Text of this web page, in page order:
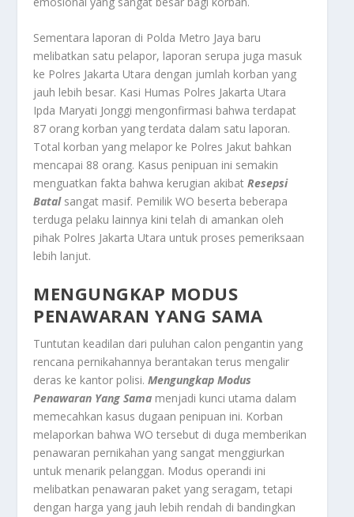
Sementara laporan di Polda Metro Jaya baru
melibatkan satu pelapor, laporan serupa juga masuk
ke Polres Jakarta Utara dengan jumlah korban yang
jauh lebih besar. Kasi Humas Polres Jakarta Utara
Ipda Maryati Jonggi mengonfirmasi bahwa terdapat
87 orang korban yang terdata dalam satu laporan.
Total korban yang melapor ke Polres Jakut bahkan
mencapai 88 orang. Kasus penipuan ini semakin
menguatkan fakta bahwa kerugian akibatResepsi
Batalsangat masif. Pemilik WO beserta beberapa
terduga pelaku lainnya kini telah di amankan oleh
pihak Polres Jakarta Utara untuk proses pemeriksaan
lebih lanjut.
MENGUNGKAP MODUS
PENAWARAN YANG SAMA
Tuntutan keadilan dari puluhan calon pengantin yang
rencana pernikahannya berantakan terus mengalir
deras ke kantor polisi.Mengungkap Modus
Penawaran Yang Sama menjadi kunci utama dalam
memecahkan kasus dugaan penipuan ini. Korban
melaporkan bahwa WO tersebut di duga memberikan
penawaran pernikahan yang sangat menggiurkan
untuk menarik pelanggan. Modus operandi ini
melibatkan penawaran paket yang seragam, tetapi
dengan harga yang jauh lebih rendah di bandingkan